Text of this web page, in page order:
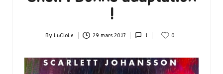
!
Posted
By LuCioLe 29 mars 2017 1 0